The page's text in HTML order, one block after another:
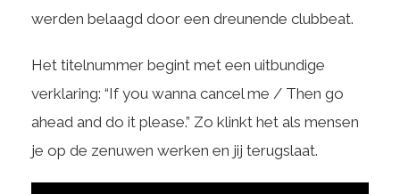
werden belaagd door een dreunende clubbeat.
Het titelnummer begint met een uitbundige
verklaring: “If you wanna cancel me / Then go
ahead and do it please.” Zo klinkt het als mensen
je op de zenuwen werken en jij terugslaat.